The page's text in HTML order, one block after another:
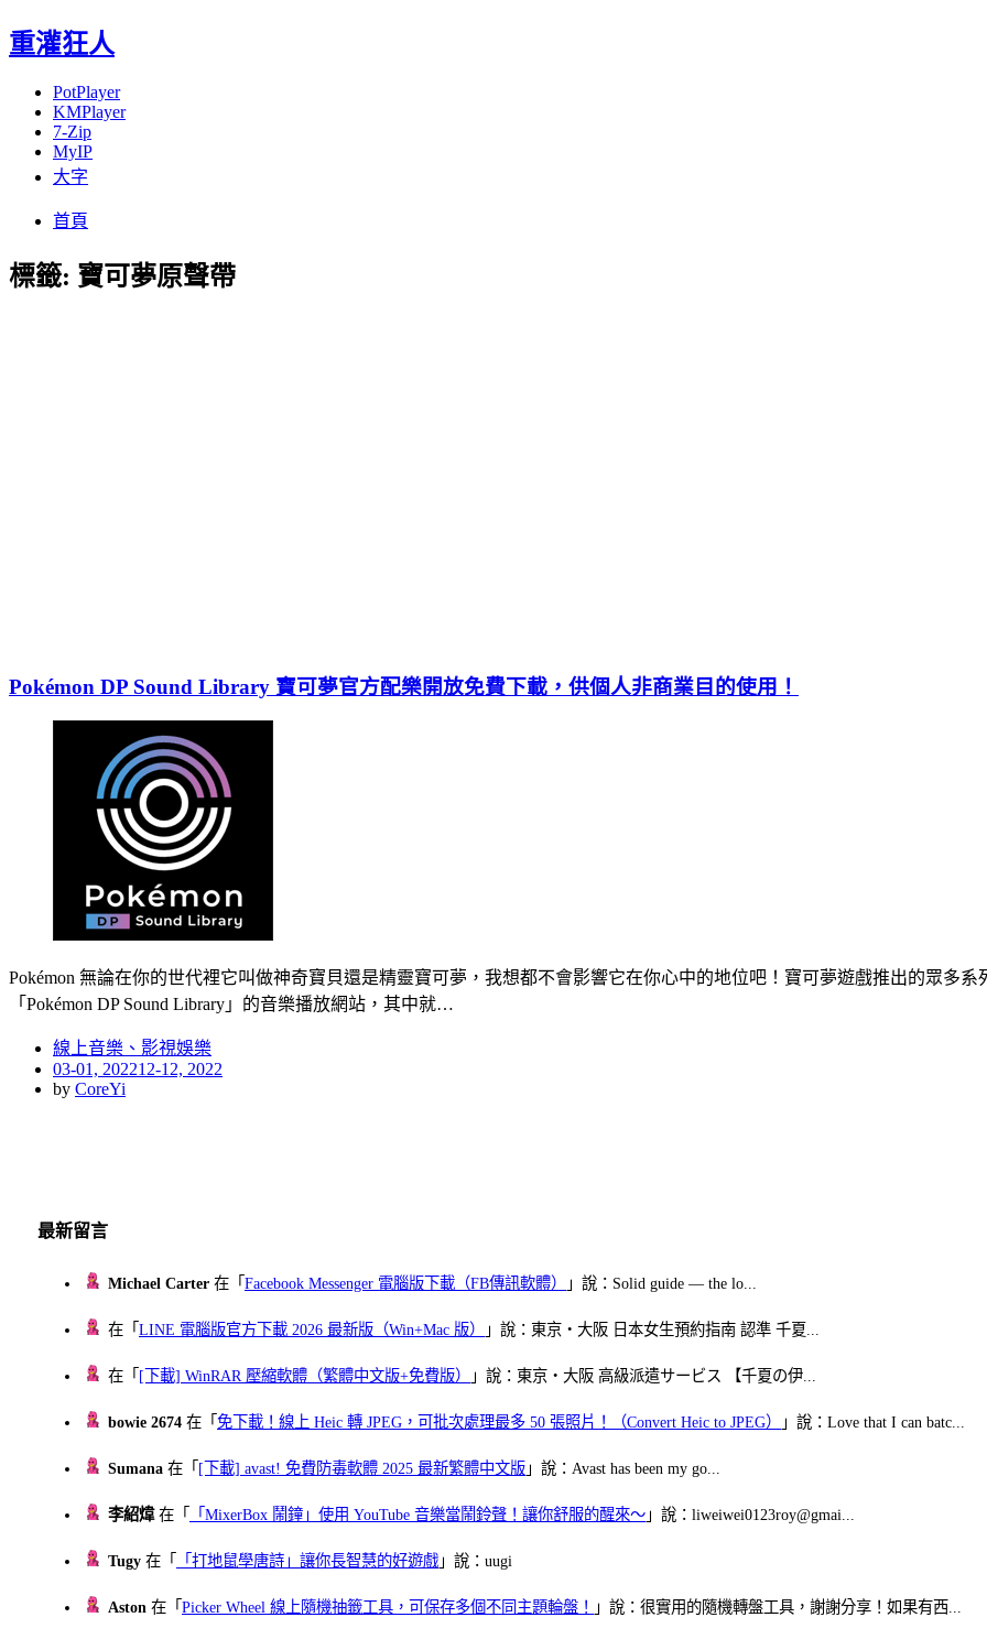
重灌狂人
PotPlayer
KMPlayer
7-Zip
MyIP
大字
首頁
標籤: 寶可夢原聲帶
Pokémon DP Sound Library 寶可夢官方配樂開放免費下載，供個人非商業目的使用！
Pokémon 無論在你的世代裡它叫做神奇寶貝還是精靈寶可夢，我想都不會影響它在你心中的地位吧！寶可夢遊戲推出的眾多
「Pokémon DP Sound Library」的音樂播放網站，其中就…
線上音樂、影視娛樂
Posted
on
03-01, 202212-12, 2022
by CoreYi
最新留言
Michael Carter 在「Facebook Messenger 電腦版下載（FB傳訊軟體） 」說：Solid guide — the lo...
在「LINE 電腦版官方下載 2026 最新版（Win+Mac 版） 」說：東京・大阪 日本女生預約指南 認準 千夏...
在「 [下載] WinRAR 壓縮軟體（繁體中文版+免費版） 」說：東京・大阪 高級派遣サービス 【千夏の伊...
bowie 2674 在「免下載！線上 Heic 轉 JPEG，可批次處理最多 50 張照片！（Convert Heic to JPEG） 」說：Love that I can batc...
Sumana 在「 [下載] avast! 免費防毒軟體 2025 最新繁體中文版 」說：Avast has been my go...
李紹煒在「 「MixerBox 鬧鐘」使用 YouTube 音樂當鬧鈴聲！讓你舒服的醒來～ 」說：liweiwei0123roy@gmai...
Tugy 在「 「打地鼠學唐詩」讓你長智慧的好遊戲 」說：uugi
Aston 在「Picker Wheel 線上隨機抽籤工具，可保存多個不同主題輪盤！ 」說：很實用的隨機轉盤工具，謝謝分享！如果有西...